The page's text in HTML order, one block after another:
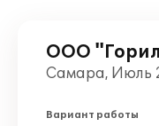
ООО
Самара, Июль
Вариант работы